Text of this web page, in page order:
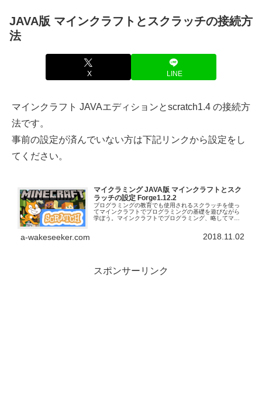
JAVA版 マインクラフトとスクラッチの接続方
法
X LINE
マインクラフト JAVAエディションとscratch1.4 の接続方
法です。
事前の設定が済んでいない方は下記リンクから設定をし
てください。
マイクラミング JAVA版 マインクラフトとスク
ラッチの設定 Forge1.12.2
プログラミングの教育でも使用されるスクラッチを使っ
てマインクラフトでプログラミングの基礎を遊びながら
学ぼう。マインクラフトでプログラミング、略してマイ
a-wakeseeker.com 2018.11.02
スポンサーリンク